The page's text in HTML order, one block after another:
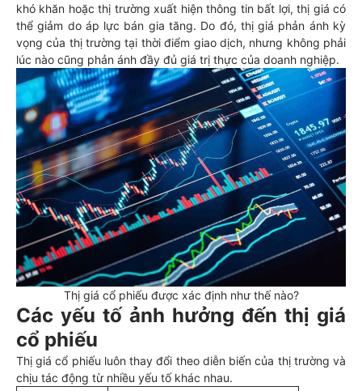
khó khăn hoặc thị trường xuất hiện thông tin bất lợi, thị giá có
thể giảm do áp lực bán gia tăng. Do đó, thị giá phản ánh kỳ
vọng của thị trường tại thời điểm giao dịch, nhưng không phải
lúc nào cũng phản ánh đầy đủ giá trị thực của doanh nghiệp.
Thị giá cổ phiếu được xác định như thế nào?
Các yếu tố ảnh hưởng đến thị giá
cổ phiếu
Thị giá cổ phiếu luôn thay đổi theo diễn biến của thị trường và
chịu tác động từ nhiều yếu tố khác nhau.